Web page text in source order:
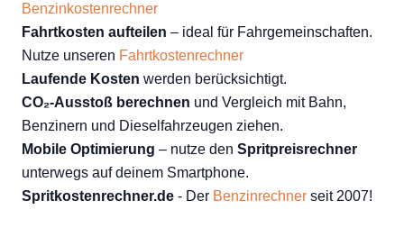
Benzinkostenrechner
Fahrtkosten aufteilen – ideal für Fahrgemeinschaften.
Nutze unseren Fahrtkostenrechner
Laufende Kosten werden berücksichtigt.
CO₂-Ausstoß berechnen und Vergleich mit Bahn,
Benzinern und Dieselfahrzeugen ziehen.
Mobile Optimierung – nutze den Spritpreisrechner
unterwegs auf deinem Smartphone.
Spritkostenrechner.de - Der Benzinrechner seit 2007!